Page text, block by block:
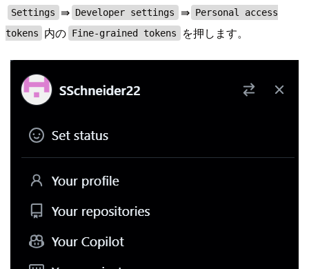
Settings ⇛ Developer settings ⇛ Personal access
tokens
内の Fine-grained tokens を押します。